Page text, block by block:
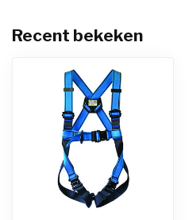
Recent bekeken